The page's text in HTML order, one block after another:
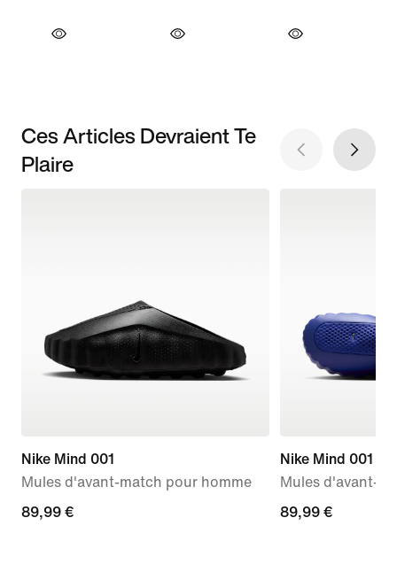
Ces Articles Devraient Te
Plaire
Nike Mind 001
Mules d'avant-match pour homme
89,99 €
89,99 €
Nike Mind 001
Mules d'avant-
89,99 €
89,99 €